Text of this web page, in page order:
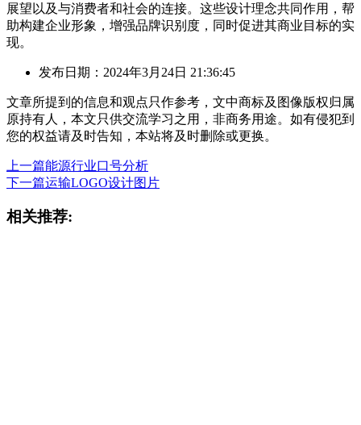
展望以及与消费者和社会的连接。这些设计理念共同作用，帮
助构建企业形象，增强品牌识别度，同时促进其商业目标的实
现。
发布日期：2024年3月24日 21:36:45
文章所提到的信息和观点只作参考，文中商标及图像版权归属
原持有人，本文只供交流学习之用，非商务用途。如有侵犯到
您的权益请及时告知，本站将及时删除或更换。
上一篇能源行业口号分析
下一篇运输LOGO设计图片
相关推荐: